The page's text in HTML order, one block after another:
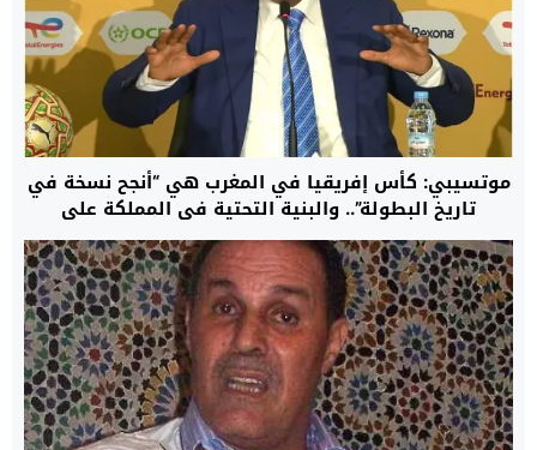
موتسيبي: كأس إفريقيا في المغرب هي “أنجح نسخة في
تاريخ البطولة”.. والبنية التحتية في المملكة على
“مستوى عالمي”